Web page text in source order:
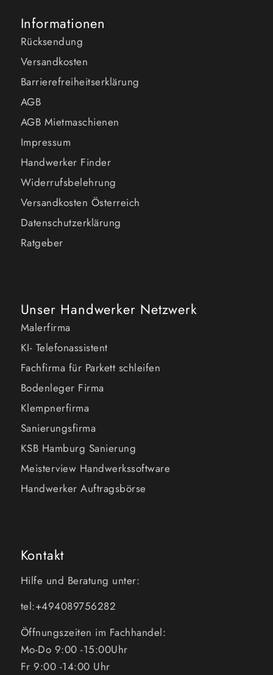
Informationen
Rücksendung
Versandkosten
Barrierefreiheitserklärung
AGB
AGB Mietmaschienen
Impressum
Handwerker Finder
Widerrufsbelehrung
Versandkosten Österreich
Datenschutzerklärung
Ratgeber
Unser Handwerker Netzwerk
Malerfirma
KI- Telefonassistent
Fachfirma für Parkett schleifen
Bodenleger Firma
Klempnerfirma
Sanierungsfirma
KSB Hamburg Sanierung
Meisterview Handwerkssoftware
Handwerker Auftragsbörse
Kontakt
Hilfe und Beratung unter:
tel:+494089756282
Öffnungszeiten im Fachhandel:
Mo-Do 9:00 -15:00Uhr
Fr 9:00 -14:00 Uhr